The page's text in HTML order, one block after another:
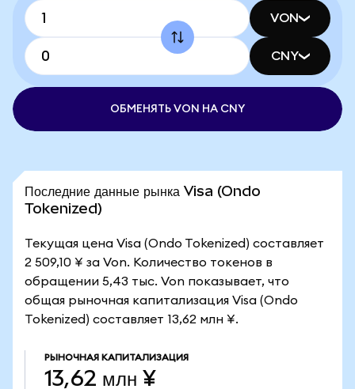
VON
CNY
ОБМЕНЯТЬ VON НА CNY
Последние данные рынка Visa (Ondo
Tokenized)
Текущая цена Visa (Ondo Tokenized) составляет
2 509,10 ¥ за Von. Количество токенов в
обращении 5,43 тыс. Von показывает, что
общая рыночная капитализация Visa (Ondo
Tokenized) составляет 13,62 млн ¥.
РЫНОЧНАЯ КАПИТАЛИЗАЦИЯ
13,62 млн ¥